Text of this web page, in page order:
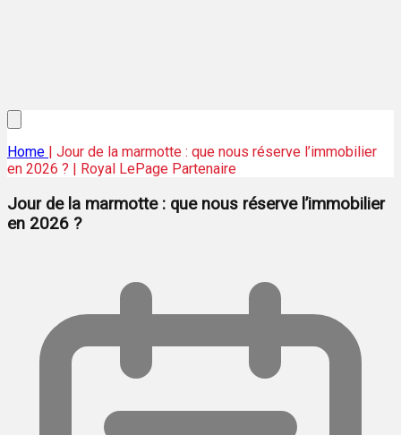
Home | Jour de la marmotte : que nous réserve l’immobilier
en 2026 ? | Royal LePage Partenaire
Jour de la marmotte : que nous réserve l’immobilier
en 2026 ?